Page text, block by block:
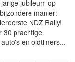
jubileum op
manier:
NDZ Rally!
30 prachtige
en oldtimers...